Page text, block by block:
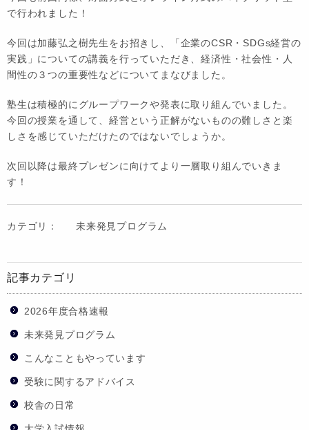
で行われました！
今回は加藤弘之樹先生をお招きし、「企業のCSR・SDGs経営の
実践」についての講義を行っていただき、経済性・社会性・人
間性の３つの重要性などについてまなびました。
塾生は積極的にグループワークや発表に取り組んでいました。
今回の授業を通して、経営という正解がないものの難しさと楽
しさを感じていただけたのではないでしょうか。
次回以降は最終プレゼンに向けてより一層取り組んでいきま
す！
カテゴリ： 未来発見プログラム
記事カテゴリ
2026年度合格速報
未来発見プログラム
こんなこともやっています
受験に関するアドバイス
校舎の日常